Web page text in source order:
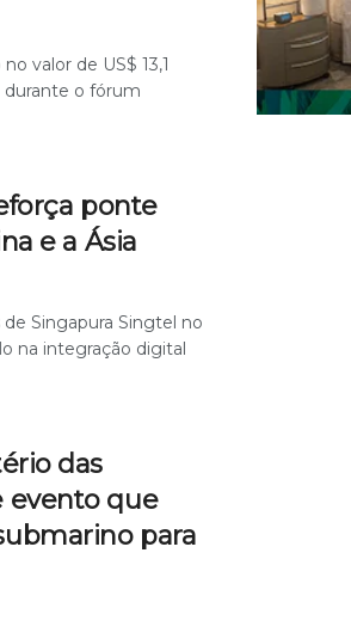
valor de US$ 13,1
durante o fórum
ponte
e a Ásia
Singapura Singtel no
na integração digital
das
evento que
para